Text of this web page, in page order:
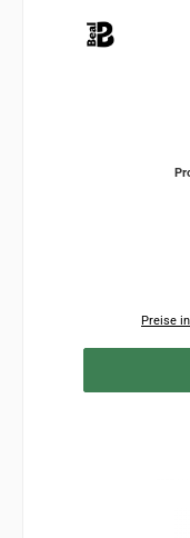
Preise